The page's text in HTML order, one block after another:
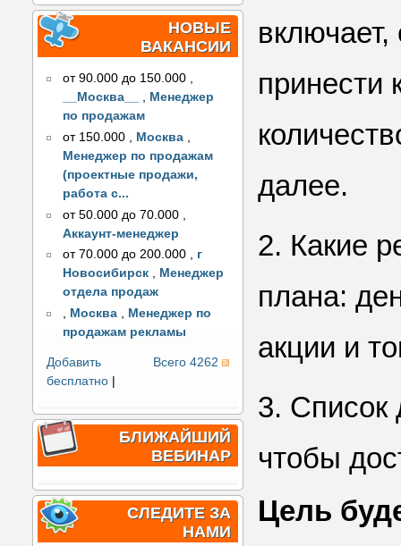
НОВЫЕ
ВАКАНСИИ
от 90.000 до 150.000 ,
__Москва__
, Менеджер
по продажам
от 150.000
Москва
Менеджер по продажам
(проектные продажи,
работа с...
от 50.000 до 70.000
Аккаунт-менеджер
от 70.000 до 200.000 , г
Новосибирск , Менеджер
отдела продаж
, Москва , Менеджер по
продажам рекламы
Всего 4262
Добавить
бесплатно
БЛИЖАЙШИЙ
ВЕБИНАР
СЛЕДИТЕ ЗА
НАМИ
принести
далее.
2. Какие
плана:
акции и
3. Список
чтобы
Цель